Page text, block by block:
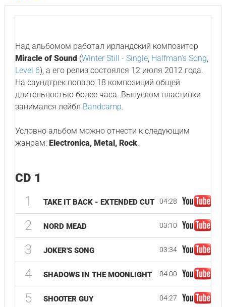
Над альбомом работал ирландский композитор
Miracle of Sound(Winter Still - Single, Halfman's Song,
Level 6), а его релиз состоялся 12 июля 2012 года.
На саундтрек попало 18 композиций общей
длительностью более часа. Выпуском пластинки
занимался лейбл Bandcamp.
Условно альбом можно отнести к следующим
жанрам: Electronica, Metal, Rock.
CD 1
1 TAKE IT BACK - EXTENDED CUT 04:28
2 NORD MEAD 03:10
3 JOKER'S SONG 03:34
4 SHADOWS IN THE MOONLIGHT 04:00
5 SHOOTER GUY 04:27